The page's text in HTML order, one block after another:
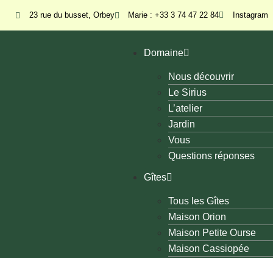
23 rue du busset, Orbey Marie : +33 3 74 47 22 84 Instagram
Domaine
Nous découvrir
Le Sirius
L’atelier
Jardin
Vous
Questions réponses
Gîtes
Tous les Gîtes
Maison Orion
Maison Petite Ourse
Maison Cassiopée